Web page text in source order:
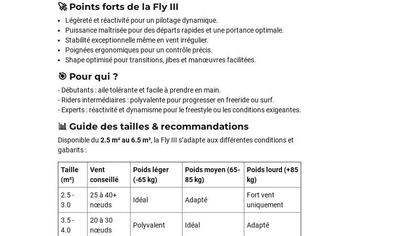
🚀 Points forts de la Fly III
Légèreté et réactivité pour un pilotage dynamique.
Puissance maîtrisée pour des départs rapides et une portance optimale.
Stabilité exceptionnelle même en vent irrégulier.
Poignées ergonomiques pour un contrôle précis.
Shape optimisé pour transitions, jibes et manœuvres facilitées.
🎯 Pour qui ?
- Débutants : aile tolérante et facile à prendre en main.
- Riders intermédiaires : polyvalente pour progresser en freeride ou surf.
- Experts : réactivité et dynamisme pour le freestyle ou les conditions exigeantes.
📊 Guide des tailles & recommandations
Disponible du 2.5 m² au 6.5 m², la Fly III s’adapte aux différentes conditions et
gabarits :
Taille
(m²)
Vent
conseillé
Poids léger
(-65 kg)
Poids moyen (65-
85 kg)
Poids lourd (+85
kg)
2.5 -
3.0
25 à 40+
nœuds
Idéal Adapté
Fort vent
uniquement
3.5 -
4.0
20 à 30
nœuds
Polyvalent Idéal Adapté